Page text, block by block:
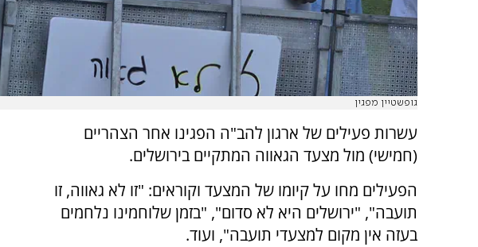
גופשטיין מפגין
עשרות פעילים של ארגון להב"ה הפגינו אחר הצהריים
(חמישי) מול מצעד הגאווה המתקיים בירושלים.
הפעילים מחו על קיומו של המצעד וקוראים: "זו לא גאווה, זו
תועבה", "ירושלים היא לא סדום", "בזמן שלוחמינו נלחמים
בעזה אין מקום למצעדי תועבה", ועוד.